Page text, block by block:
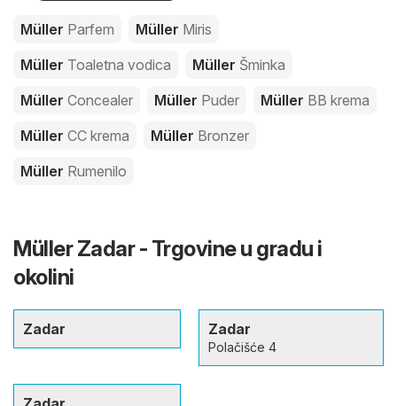
Müller Parfem Müller Miris
Müller Toaletna vodica Müller Šminka
Müller Concealer Müller Puder Müller BB krema
Müller CC krema Müller Bronzer
Müller Rumenilo
Müller Zadar - Trgovine u gradu i
okolini
Zadar Zadar
Polačišće 4